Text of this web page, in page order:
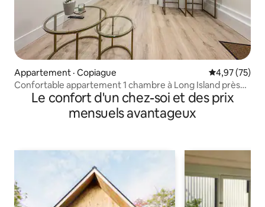
Appartement · Copiague Note
4,97 (75)
Confortable appartement 1 chambre à Long Island près
des plages
Le confort d'un chez-soi et des prix
mensuels avantageux